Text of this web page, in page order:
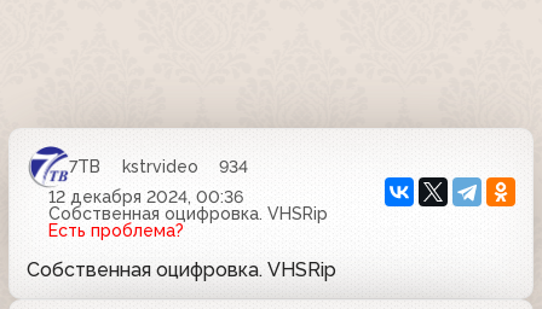
7ТВ kstrvideo
934
12 декабря 2024, 00:36
Собственная оцифровка. VHSRip
Есть проблема?
Собственная оцифровка. VHSRip